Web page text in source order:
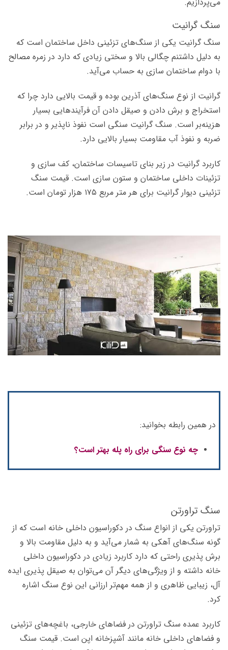
سنگ گرانیت
سنگ گرانیت یکی از سنگ‌های تزئینی داخل ساختمان است که
به دلیل داشتنم چگالی بالا و سختی زیادی که دارد در زمره مصالح
با دوام ساختمان سازی به حساب می‌آید.
گرانیت از نوع سنگ‌های آذرین بوده و قیمت بالایی دارد چرا که
استخراج و برش دادن و صیقل دادن آن فرآیندهایی بسیار
هزینه‌بر است. سنگ گرانیت سنگی است نفوذ ناپذیر و در برابر
ضربه و نفوذ آب مقاومت بسیار بالایی دارد.
کاربرد گرانیت در زیر بنای تاسیسات ساختمان، کف سازی و
تزئینات داخلی ساختمان و ستون سازی است. قیمت سنگ
تزئینی دیوار گرانیت برای هر متر مربع ۱۷۵ هزار تومان است.
در همین رابطه بخوانید:
چه نوع سنگی برای راه پله بهتر است؟
سنگ تراورتن
تراورتن یکی از انواع سنگ در دکوراسیون داخلی خانه است که از
گونه سنگ‌های آهکی به شمار می‌آید و به دلیل مقاومت بالا و
برش پذیری راحتی که دارد کاربرد زیادی در دکوراسیون داخلی
خانه داشته و از ویژگی‌های دیگر آن می‌توان به صیقل پذیری ایده
آل، زیبایی ظاهری و از همه مهم‌تر ارزانی این نوع سنگ اشاره
کرد.
کاربرد عمده سنگ تراورتن در فضاهای خارجی، باغچه‌های تزئینی
و فضاهای داخلی خانه مانند آشپزخانه اپن است. قیمت سنگ